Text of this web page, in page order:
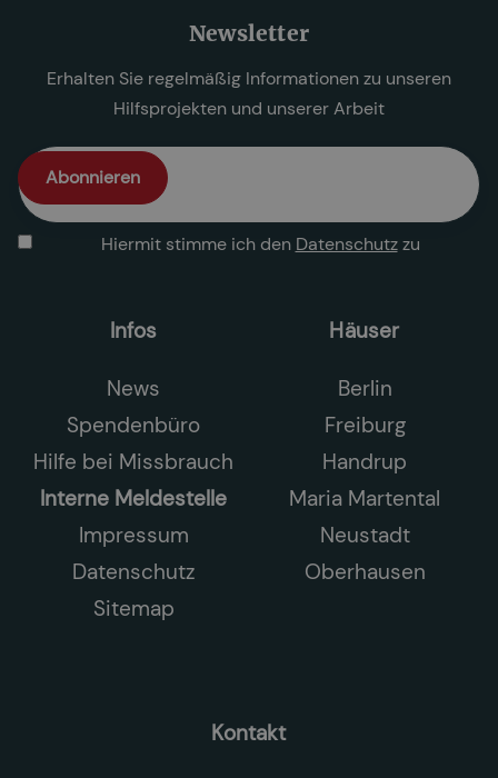
Newsletter
Erhalten Sie regelmäßig Informationen zu unseren
Hilfsprojekten und unserer Arbeit
Hiermit stimme ich den Datenschutzzu
Infos
News
Spendenbüro
Hilfe bei Missbrauch
Interne Meldestelle
Impressum
Datenschutz
Sitemap
Häuser
Berlin
Freiburg
Handrup
Maria Martental
Neustadt
Oberhausen
Kontakt